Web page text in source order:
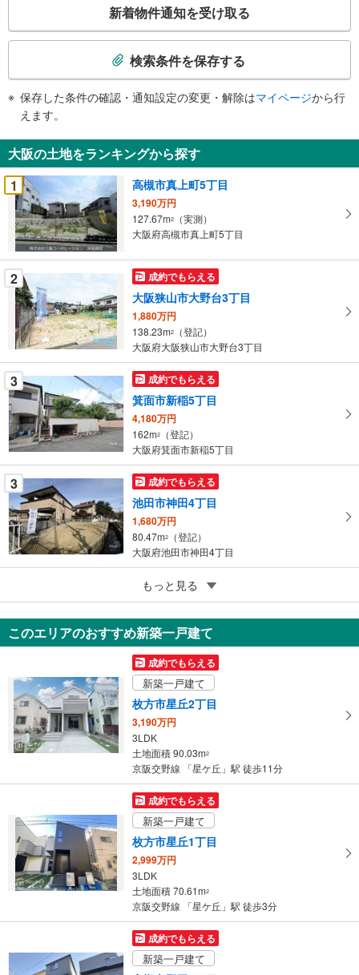
検
知
を
受
け
取
る
・
条
件
を
マ
イ
ペ
ー
ジ
に
保
存
る
新着物件通知を受け取る
検索条件を保存する
保存した条件の確認・通知設定の変更・解除はマイページから行
えます。
大阪の土地をランキングから探す
1
高槻市真上町5丁目
3,190万円
127.67m2
（実測）
大阪府高槻市真上町5丁目
2 成約でもらえる
大阪狭山市大野台3丁目
1,880万円
138.23m2
（登記）
大阪府大阪狭山市大野台3丁目
3 成約でもらえる
箕面市新稲5丁目
4,180万円
162m2
（登記）
大阪府箕面市新稲5丁目
3 成約でもらえる
池田市神田4丁目
1,680万円
80.47m2
（登記）
大阪府池田市神田4丁目
交野市倉治6丁目
2,480万円
148.65m2（登記）
大阪府交野市倉治6丁目
もっと見る
このエリアのおすすめ新築一戸建て
成約でもらえる
新築一戸建て
枚方市星丘2丁目
3,190万円
3LDK
土地面積 90.03m2
京阪交野線 「星ケ丘」駅 徒歩11分
成約でもらえる
新築一戸建て
枚方市星丘1丁目
2,999万円
3LDK
土地面積 70.61m2
京阪交野線 「星ケ丘」駅 徒歩3分
成約でもらえる
新築一戸建て